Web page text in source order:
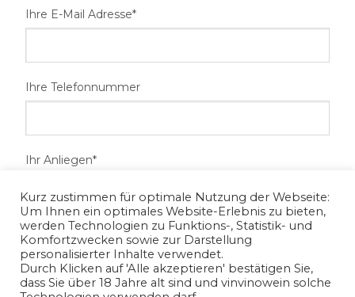
Ihre E-Mail Adresse*
Ihre Telefonnummer
Ihr Anliegen*
Kurz zustimmen für optimale Nutzung der Webseite:
Um Ihnen ein optimales Website-Erlebnis zu bieten,
werden Technologien zu Funktions-, Statistik- und
Komfortzwecken sowie zur Darstellung
personalisierter Inhalte verwendet.
Durch Klicken auf 'Alle akzeptieren' bestätigen Sie,
dass Sie über 18 Jahre alt sind und vinvinowein solche